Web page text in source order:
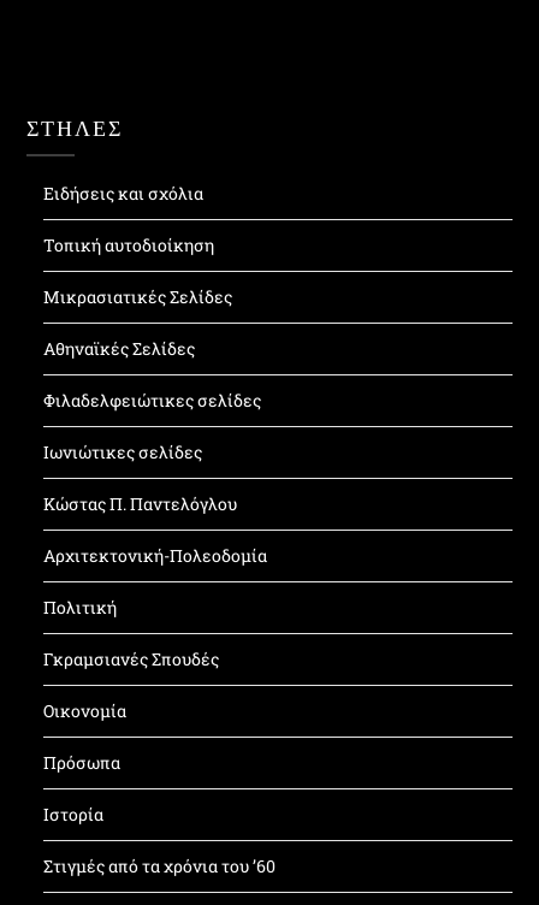
ΣΤΗΛΕΣ
Ειδήσεις και σχόλια
Τοπική αυτοδιοίκηση
Μικρασιατικές Σελίδες
Αθηναϊκές Σελίδες
Φιλαδελφειώτικες σελίδες
Ιωνιώτικες σελίδες
Κώστας Π. Παντελόγλου
Αρχιτεκτονική-Πολεοδομία
Πολιτική
Γκραμσιανές Σπουδές
Οικονομία
Πρόσωπα
Ιστορία
Στιγμές από τα χρόνια του ’60